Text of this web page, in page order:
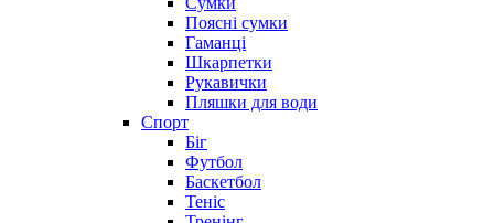
Поясні сумки
Гаманці
Шкарпетки
Рукавички
Пляшки для води
Спорт
Біг
Футбол
Баскетбол
Теніс